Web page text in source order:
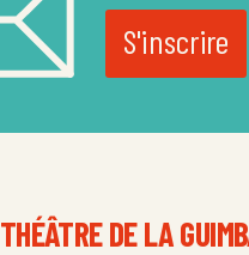
S'inscrire
THÉÂTRE DE LA